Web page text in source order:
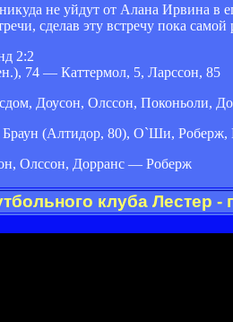
не уйдут от Алана Ирвина
сделав эту встречу пока
2:2
74 — Каттермол, 5, Ларссон, 85
Доусон, Олссон, Поконьоли,
(Алтидор, 80), О`Ши, Роберж,
Олссон, Дорранс — Роберж
клуба Лестер